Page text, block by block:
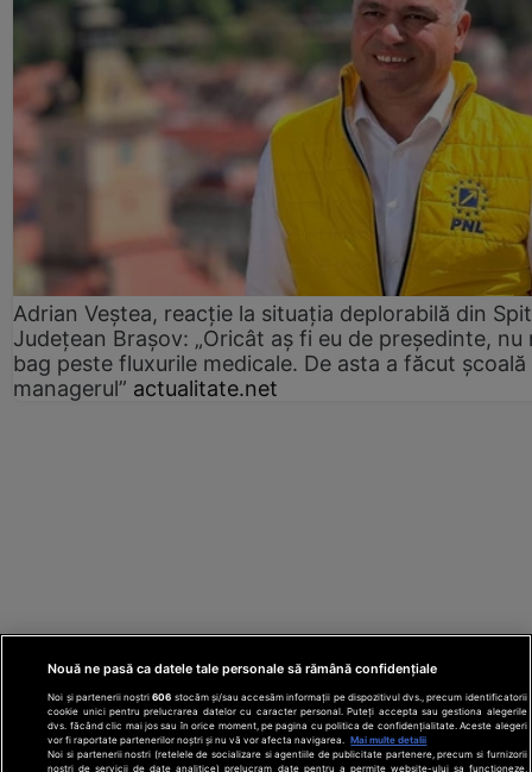
Adrian Veștea, reacție la situația deplorabilă din
Județean Brașov: „Oricât aș fi eu de președinte, nu
bag peste fluxurile medicale. De asta a făcut școală
managerul” actualitate.net
Nouă ne pasă ca datele tale personale să rămână confidențiale
Noi și partenerii noștri606 stocăm și/sau accesăm informații pe dispozitivul dvs., precum identificatorii
cookie unici pentru prelucrarea datelor cu caracter personal. Puteți accepta sau gestiona alegerile
dvs. făcând clic mai jos sau în orice moment, pe pagina cu politica de confidențialitate. Aceste alegeri
vor fi raportate partenerilor noștri și nu vă vor afecta navigarea.
Mai multe detalii
Noi si partenerii nostri (retelele de socializare si agentiile de publicitate partenere, precum si furnizorii
nostri de servicii de date analitice) prelucram date pentru a permite website-ului sa functioneze,